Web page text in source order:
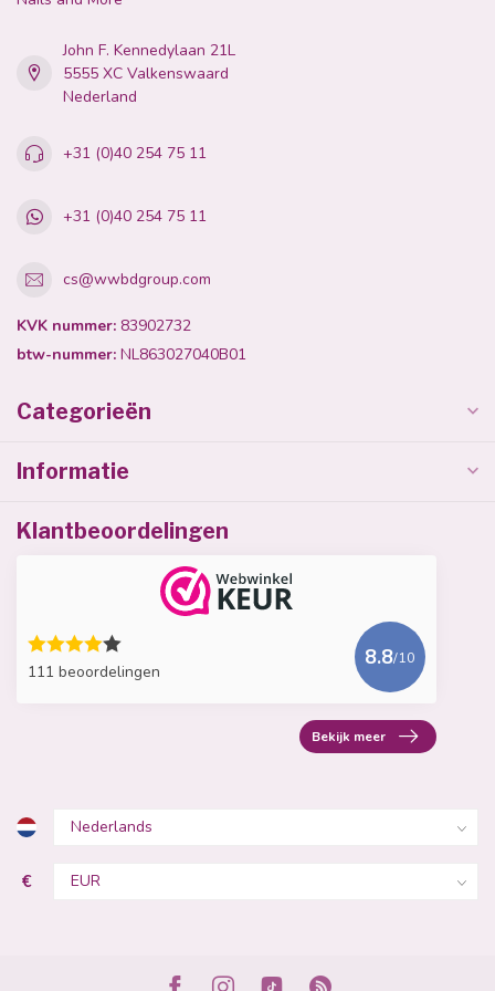
John F. Kennedylaan 21L
5555 XC Valkenswaard
Nederland
+31 (0)40 254 75 11
+31 (0)40 254 75 11
cs@wwbdgroup.com
KVK nummer: 83902732
btw-nummer: NL863027040B01
Categorieën
Informatie
Klantbeoordelingen
111 beoordelingen
8.8/10
Bekijk meer
€